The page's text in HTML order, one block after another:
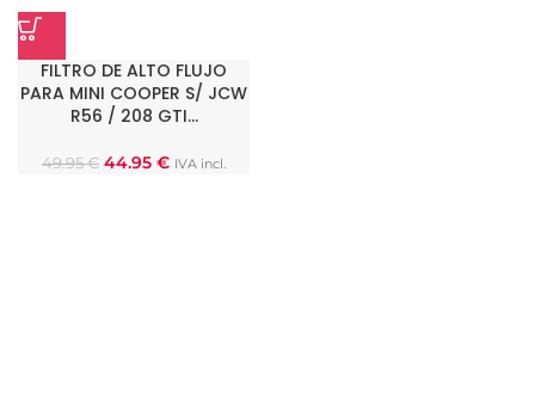
FILTRO DE ALTO FLUJO
PARA MINI COOPER S/ JCW
R56 / 208 GTI…
49.95€ 44.95 € IVA incl.